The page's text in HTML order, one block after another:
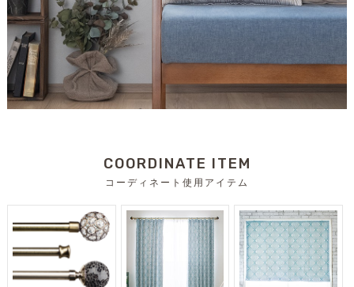
COORDINATE ITEM
コーディネート使用アイテム